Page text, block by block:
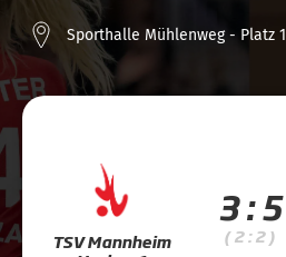
Sporthalle Mühlenweg - Platz 1
TSV Mannheim
3 : 5
( 2 : 2 )